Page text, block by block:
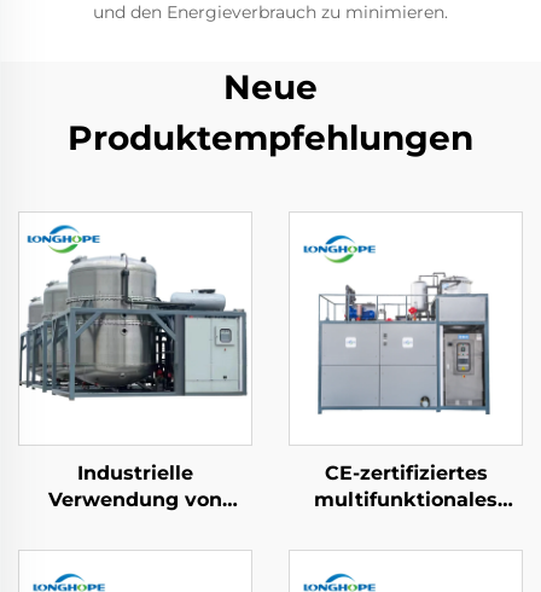
und den Energieverbrauch zu minimieren.
Neue
Produktempfehlungen
Industrielle
Verwendung von
Vakudestillerie-
Verdampfermaschinenfabrik
CE-zertifiziertes
multifunktionales
Wärmepumpen-
Vakuumanlagen-